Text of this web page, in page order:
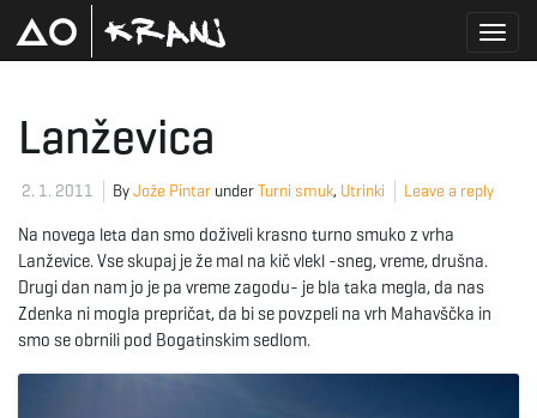
g
Lanževica
2. 1. 2011 ByJože Pintar underTurni smuk, Utrinki Leave a reply
Na novega leta dan smo doživeli krasno turno smuko z vrha
Lanževice. Vse skupaj je že mal na kič vlekl -sneg, vreme, drušna.
Drugi dan nam jo je pa vreme zagodu- je bla taka megla, da nas
Zdenka ni mogla prepričat, da bi se povzpeli na vrh Mahavščka in
smo se obrnili pod Bogatinskim sedlom.